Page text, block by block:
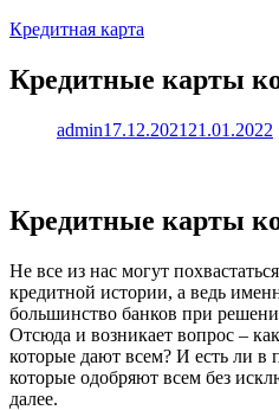
Кредитная карта
Кредитные карты
admin17.12.2021 21.01.2022
Кредитные карты
Не все из нас могут
кредитной истории, а ведь
большинство банков при
Отсюда и возникает вопрос –
которые дают всем? И есть ли в
которые одобряют всем без
далее.